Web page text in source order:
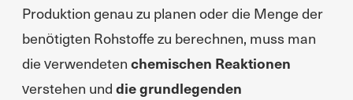
Produktion genau zu planen oder die Menge der
benötigten Rohstoffe zu berechnen, muss man
die verwendeten chemischen Reaktionen
verstehen und diegrundlegenden